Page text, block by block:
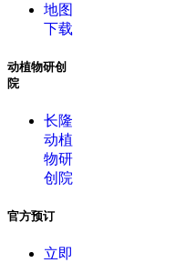
地图
下载
动植物研创
院
长隆
动植
物研
创院
官方预订
立即